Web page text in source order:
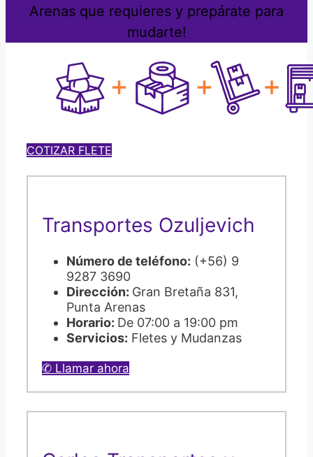
Arenas que requieres y prepárate para
mudarte!
COTIZAR FLETE
Transportes Ozuljevich
Número de teléfono: (+56) 9
9287 3690
Dirección: Gran Bretaña 831,
Punta Arenas
Horario: De 07:00 a 19:00 pm
Servicios: Fletes y Mudanzas
✆ Llamar ahora